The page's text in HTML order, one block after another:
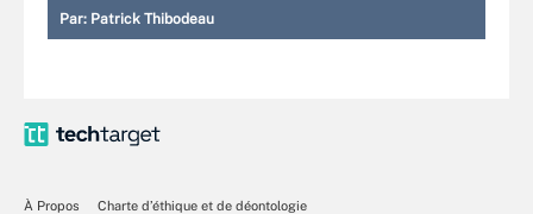
Par: Patrick Thibodeau
À Propos
Charte d’éthique et de déontologie